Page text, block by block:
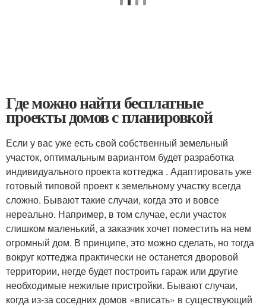
Где можно найти бесплатные
проекты домов с планировкой
Если у вас уже есть свой собственный земельный
участок, оптимальным вариантом будет разработка
индивидуального проекта коттеджа . Адаптировать уже
готовый типовой проект к земельному участку всегда
сложно. Бывают такие случаи, когда это и вовсе
нереально. Например, в том случае, если участок
слишком маленький, а заказчик хочет поместить на нем
огромный дом. В принципе, это можно сделать, но тогда
вокруг коттеджа практически не останется дворовой
территории, негде будет построить гараж или другие
необходимые нежилые пристройки. Бывают случаи,
когда из-за соседних домов «вписать» в существующий